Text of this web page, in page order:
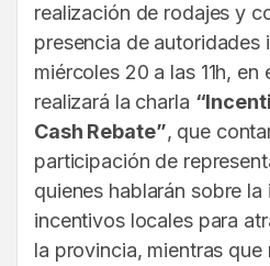
realización de rodajes y
presencia de autoridades
miércoles 20 a las 11h,
realizará la charla
Cash Rebate”, que
participación de
quienes hablarán sobre
incentivos locales para
la provincia, mientras que